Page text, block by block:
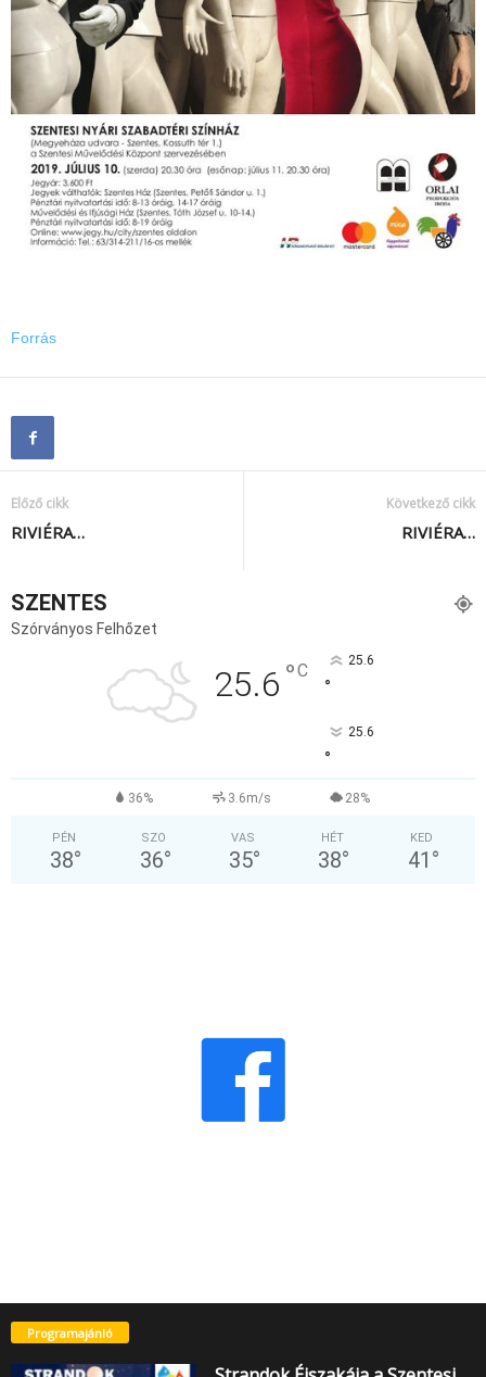
Forrás
Előző cikk
RIVIÉRA…
Következő cikk
RIVIÉRA…
SZENTES
Szórványos Felhőzet
25.6 °C 25.6
°
25.6
°
36% 3.6m/s 28%
PÉN
38°
SZO
36°
VAS
35°
HÉT
38°
KED
41 °
Programajánló